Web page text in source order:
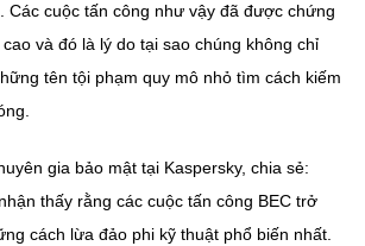
Các cuộc tấn công như vậy đã được chứng
và đó là lý do tại sao chúng không chỉ
tên tội phạm quy mô nhỏ tìm cách kiếm
gia bảo mật tại Kaspersky, chia sẻ:
thấy rằng các cuộc tấn công BEC trở
cách lừa đảo phi kỹ thuật phổ biến nhất.